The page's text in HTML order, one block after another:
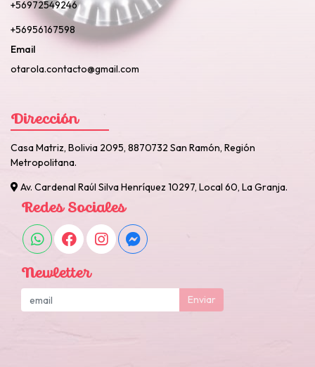
+56972549246
+56956167598
Email
otarola.contacto@gmail.com
Dirección
Casa Matriz, Bolivia 2095, 8870732 San Ramón, Región
Metropolitana.
Av. Cardenal Raúl Silva Henríquez 10297, Local 60, La Granja.
Redes Sociales
Newletter
Enviar